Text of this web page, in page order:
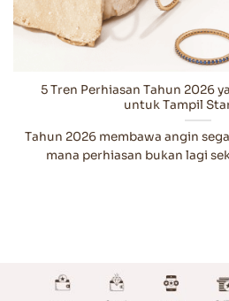
5 Tren Perhiasan Tahun 2026
untuk Tampil
Tahun 2026 membawa angin
mana perhiasan bukan lagi